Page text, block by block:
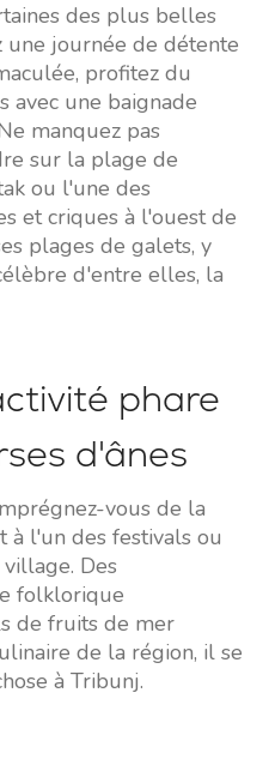
des plus belles
une journée de détente
profitez du
avec une baignade
manquez pas
sur la plage de
ou l'une des
et criques à l'ouest de
plages de galets, y
d'entre elles, la
phare
d'ânes
vous de la
à l'un des festivals ou
Des
folklorique
de fruits de mer
de la région, il se
à Tribunj.